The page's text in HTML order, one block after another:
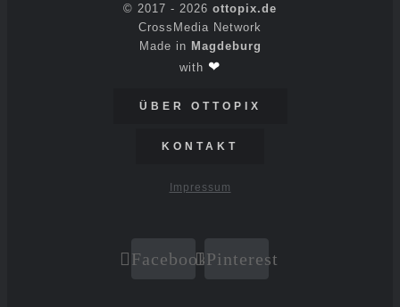
© 2017 - 2026 ottopix.de
CrossMedia Network
Made in Magdeburg
with ❤
ÜBER OTTOPIX
KONTAKT
Impressum
FacebookPinterest